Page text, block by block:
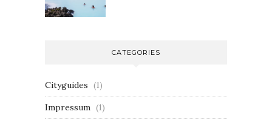
CATEGORIES
Cityguides (1)
Impressum (1)